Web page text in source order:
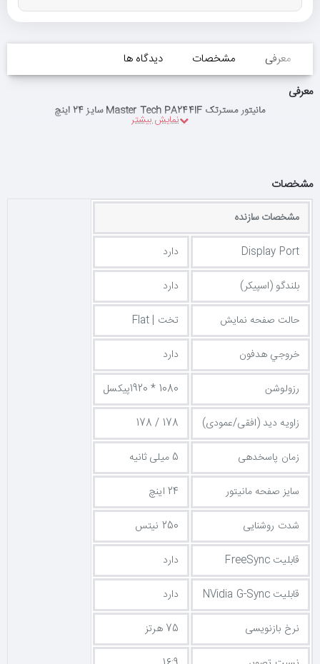
معرفی مشخصات
دیدگاه ها
معرفی
مانیتور مسترتک Master Tech PA244IF سایز 24 اینچ
مشخصات
مشخصات سازنده
Display Port
دارد
بلندگو (اسپیکر)
دارد
حالت صفحه نمایش
تخت | Flat
خروجي هدفون
دارد
رزولوشن
1080 * 1920پیکسل
زاویه دید (افقی/عمودی)
178 / 178
زمان پاسخدهی
5 میلی ثانیه
سایز صفحه مانیتور
24 اینچ
شدت روشنایی
250 نیتس
قابلیت FreeSync
دارد
قابلیت NVidia G-Sync
دارد
نرخ بازنویسی
75 هرتز